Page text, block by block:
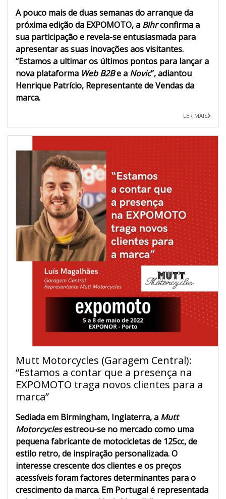
A pouco mais de duas semanas do arranque da
próxima edição da EXPOMOTO, a Bihrconfirma a
sua participação e revela-se entusiasmada para
apresentar as suas inovações aos visitantes.
“Estamos a ultimar os últimos pontos para lançar a
nova plataforma Web B2Be a Novic”, adiantou
Henrique Patrício, Representante de Vendas da
marca.
LER MAIS
Mutt Motorcycles (Garagem Central):
“Estamos a contar que a presença na
EXPOMOTO traga novos clientes para a
marca”
Sediada em Birmingham, Inglaterra, a Mutt
Motorcyclesestreou-se no mercado como uma
pequena fabricante de motocicletas de 125cc, de
estilo retro, de inspiração personalizada. O
interesse crescente dos clientes e os preços
acessíveis foram factores determinantes para o
crescimento da marca. Em Portugal é representada